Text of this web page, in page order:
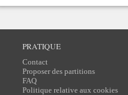
PRATIQUE
Contact
Proposer des partitions
FAQ
Politique relative aux cookies